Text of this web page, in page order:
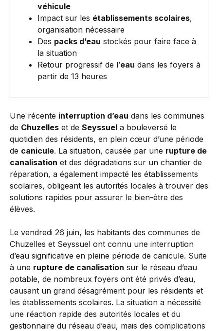
véhicule
Impact sur les établissements scolaires,
organisation nécessaire
Des packs d’eau stockés pour faire face à
la situation
Retour progressif de l’eau dans les foyers à
partir de 13 heures
Une récente interruption d’eau dans les communes
de Chuzelles et de Seyssuel a bouleversé le
quotidien des résidents, en plein cœur d’une période
de canicule. La situation, causée par une rupture de
canalisation et des dégradations sur un chantier de
réparation, a également impacté les établissements
scolaires, obligeant les autorités locales à trouver des
solutions rapides pour assurer le bien-être des
élèves.
Le vendredi 26 juin, les habitants des communes de
Chuzelles et Seyssuel ont connu une interruption
d’eau significative en pleine période de canicule. Suite
à une rupture de canalisation sur le réseau d’eau
potable, de nombreux foyers ont été privés d’eau,
causant un grand désagrément pour les résidents et
les établissements scolaires. La situation a nécessité
une réaction rapide des autorités locales et du
gestionnaire du réseau d’eau, mais des complications